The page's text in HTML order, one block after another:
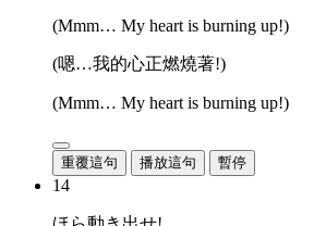
(Mmm… My heart is burning up!)
(嗯…我的心正燃燒著!)
(Mmm… My heart is burning up!)
重覆這句 播放這句 暫停
14